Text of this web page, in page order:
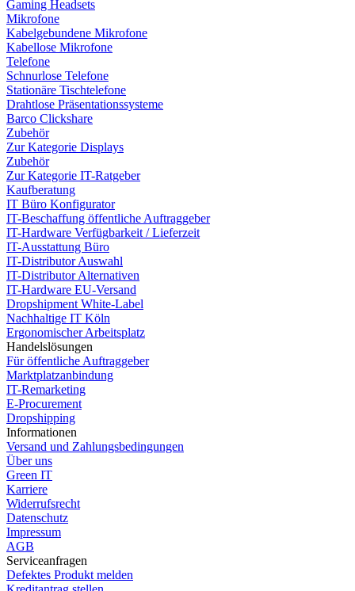
Gaming Headsets
Mikrofone
Kabelgebundene Mikrofone
Kabellose Mikrofone
Telefone
Schnurlose Telefone
Stationäre Tischtelefone
Drahtlose Präsentationssysteme
Barco Clickshare
Zubehör
Zur Kategorie Displays
Zubehör
Zur Kategorie IT-Ratgeber
Kaufberatung
IT Büro Konfigurator
IT-Beschaffung öffentliche Auftraggeber
IT-Hardware Verfügbarkeit / Lieferzeit
IT-Ausstattung Büro
IT-Distributor Auswahl
IT-Distributor Alternativen
IT-Hardware EU-Versand
Dropshipment White-Label
Nachhaltige IT Köln
Ergonomischer Arbeitsplatz
Handelslösungen
Für öffentliche Auftraggeber
Marktplatzanbindung
IT-Remarketing
E-Procurement
Dropshipping
Informationen
Versand und Zahlungsbedingungen
Über uns
Green IT
Karriere
Widerrufsrecht
Datenschutz
Impressum
AGB
Serviceanfragen
Defektes Produkt melden